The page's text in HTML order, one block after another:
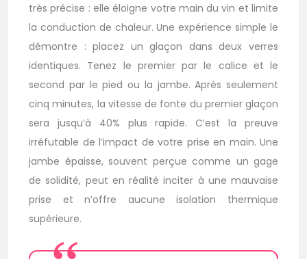
très précise : elle éloigne votre main du vin et limite
la conduction de chaleur. Une expérience simple le
démontre : placez un glaçon dans deux verres
identiques. Tenez le premier par le calice et le
second par le pied ou la jambe. Après seulement
cinq minutes, la vitesse de fonte du premier glaçon
sera jusqu’à 40% plus rapide. C’est la preuve
irréfutable de l’impact de votre prise en main. Une
jambe épaisse, souvent perçue comme un gage
de solidité, peut en réalité inciter à une mauvaise
prise et n’offre aucune isolation thermique
supérieure.